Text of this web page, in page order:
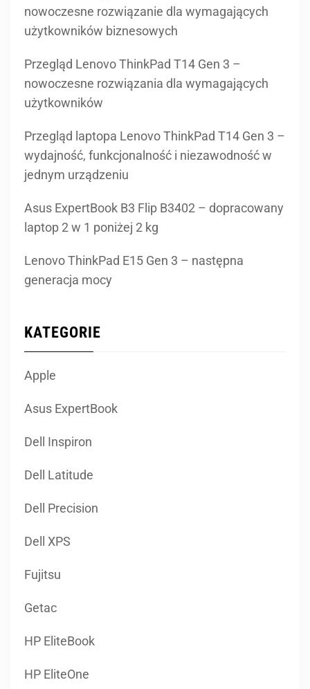
nowoczesne rozwiązanie dla wymagających
użytkowników biznesowych
Przegląd Lenovo ThinkPad T14 Gen 3 –
nowoczesne rozwiązania dla wymagających
użytkowników
Przegląd laptopa Lenovo ThinkPad T14 Gen 3 –
wydajność, funkcjonalność i niezawodność w
jednym urządzeniu
Asus ExpertBook B3 Flip B3402 – dopracowany
laptop 2 w 1 poniżej 2 kg
Lenovo ThinkPad E15 Gen 3 – następna
generacja mocy
KATEGORIE
Apple
Asus ExpertBook
Dell Inspiron
Dell Latitude
Dell Precision
Dell XPS
Fujitsu
Getac
HP EliteBook
HP EliteOne